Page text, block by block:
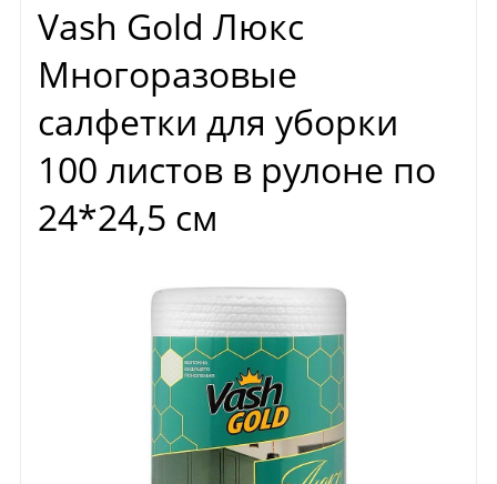
Vash Gold Люкс
Многоразовые
салфетки для уборки
100 листов в рулоне по
24*24,5 см